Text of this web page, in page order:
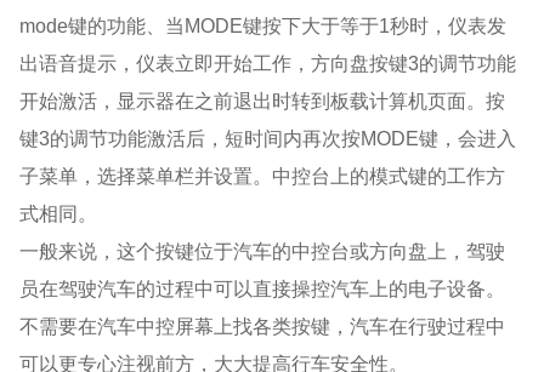
mode键的功能、当MODE键按下大于等于1秒时，仪表发
出语音提示，仪表立即开始工作，方向盘按键3的调节功能
开始激活，显示器在之前退出时转到板载计算机页面。按
键3的调节功能激活后，短时间内再次按MODE键，会进入
子菜单，选择菜单栏并设置。中控台上的模式键的工作方
式相同。
一般来说，这个按键位于汽车的中控台或方向盘上，驾驶
员在驾驶汽车的过程中可以直接操控汽车上的电子设备。
不需要在汽车中控屏幕上找各类按键，汽车在行驶过程中
可以更专心注视前方，大大提高行车安全性。